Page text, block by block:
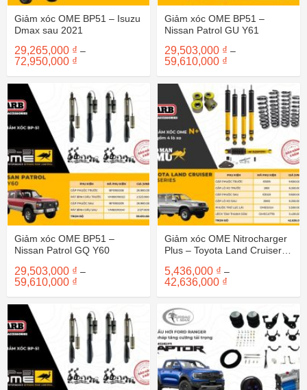
Giảm xóc OME BP51 – Isuzu
Dmax sau 2021
29,265,000 ₫ –
72,950,000 ₫
từ
đến
72,950,000 ₫
Giảm xóc OME BP51 –
Nissan Patrol GU Y61
29,503,000 ₫ –
59,610,000 ₫
từ
29,503,000 ₫
đến
59,610,000 ₫
Giảm xóc OME BP51 –
Nissan Patrol GQ Y60
29,503,000 ₫ –
59,610,000 ₫
từ
đến
59,610,000 ₫
Giảm xóc OME Nitrocharger
Plus – Toyota Land Cruiser
5,436,000 ₫ –
42,636,000 ₫
từ
đến
42,636,000 ₫